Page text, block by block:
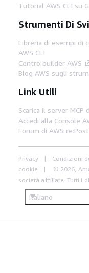
Tutorial AWS CLI su
Strumenti Di
Libreria di esempi di
AWS CLI
Centro builder AWS
Blog AWS sugli
Link Utili
Scarica il server MCP
Accedi alla Console
Forum di AWS re:Post
Privacy Condizioni
cookie
© 2026,
società affiliate. Tutti i
Italiano